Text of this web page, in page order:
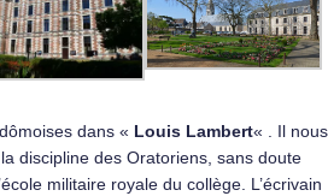
dans « Louis Lambert« . Il nous
discipline des Oratoriens, sans doute
militaire royale du collège. L’écrivain